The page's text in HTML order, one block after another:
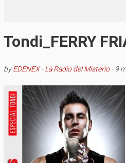
Tondi_FERRY
byEDENEX - La Radio del Misterio- 9